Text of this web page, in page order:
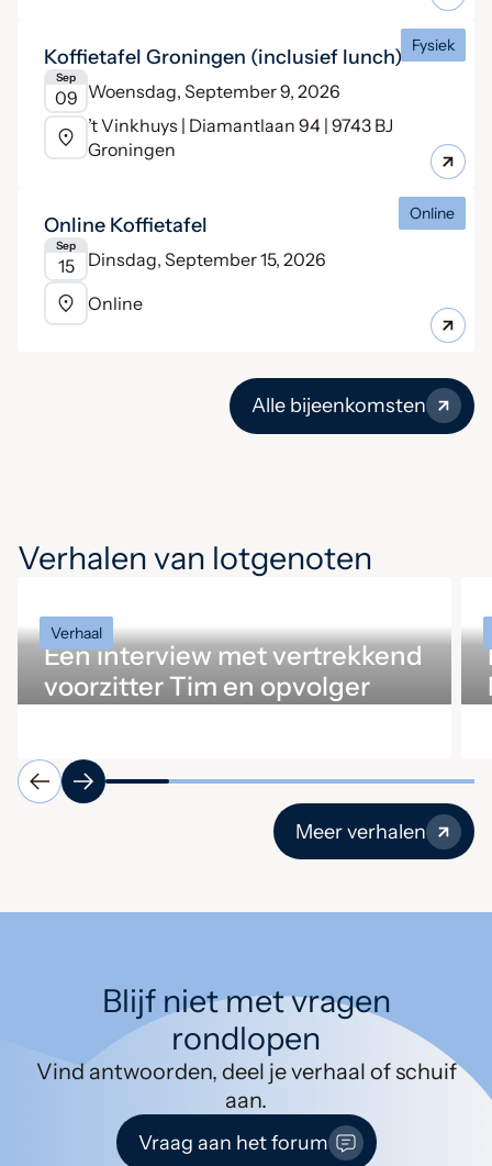
Koffietafel Groningen (inclusief lunch)
Sep
09 Woensdag, September 9, 2026
’t Vinkhuys | Diamantlaan 94 | 9743 BJ
Groningen
Fysiek
Online Koffietafel
Sep
15
Dinsdag, September 15, 2026
Online
Online
Alle bijeenkomsten
Verhalen van lotgenoten
Verhaal
Een interview met vertrekkend
voorzitter Tim en opvolger
Meer verhalen
Blijf niet met vragen
rondlopen
Vind antwoorden, deel je verhaal of schuif
aan.
Vraag aan het forum